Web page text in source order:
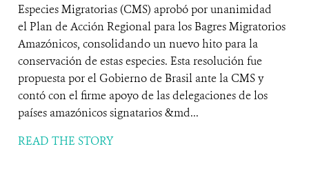
Especies Migratorias (CMS) aprobó por unanimidad
el Plan de Acción Regional para los Bagres Migratorios
Amazónicos, consolidando un nuevo hito para la
conservación de estas especies. Esta resolución fue
propuesta por el Gobierno de Brasil ante la CMS y
contó con el firme apoyo de las delegaciones de los
países amazónicos signatarios &md...
READ THE STORY